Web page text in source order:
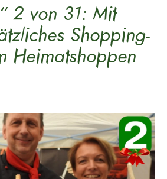
2 von 31: Mit
Shopping-
Heimatshoppen